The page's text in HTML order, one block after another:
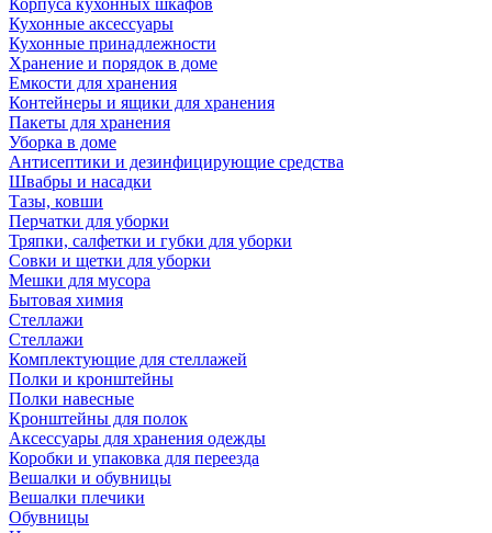
Корпуса кухонных шкафов
Кухонные аксессуары
Кухонные принадлежности
Хранение и порядок в доме
Емкости для хранения
Контейнеры и ящики для хранения
Пакеты для хранения
Уборка в доме
Антисептики и дезинфицирующие средства
Швабры и насадки
Тазы, ковши
Перчатки для уборки
Тряпки, салфетки и губки для уборки
Совки и щетки для уборки
Мешки для мусора
Бытовая химия
Стеллажи
Стеллажи
Комплектующие для стеллажей
Полки и кронштейны
Полки навесные
Кронштейны для полок
Аксессуары для хранения одежды
Коробки и упаковка для переезда
Вешалки и обувницы
Вешалки плечики
Обувницы